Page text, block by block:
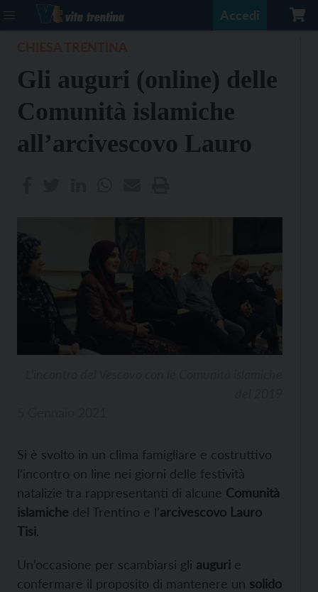
Accedi
Gli auguri (online) delle
Comunità islamiche
all’arcivescovo Lauro
Si è svolto in un clima famigliare e costruttivo
l’incontro on line nei giorni delle festività
natalizie tra rappresentanti di alcune Comunità
islamiche del Trentino e l’arcivescovo Lauro
Tisi.
Un’occasione per scambiarsi gli auguri e
confermare il proposito di mantenere un solido